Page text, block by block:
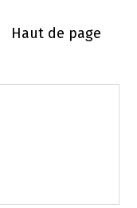
Haut de page